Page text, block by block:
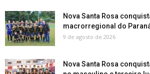
Nova Santa Rosa
macrorregional do
9 de agosto de 2026
Nova Santa Rosa